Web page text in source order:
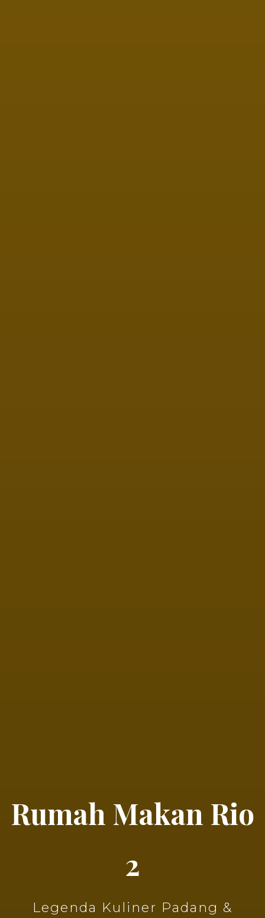
Rumah Makan Rio
2
Legenda Kuliner Padang &